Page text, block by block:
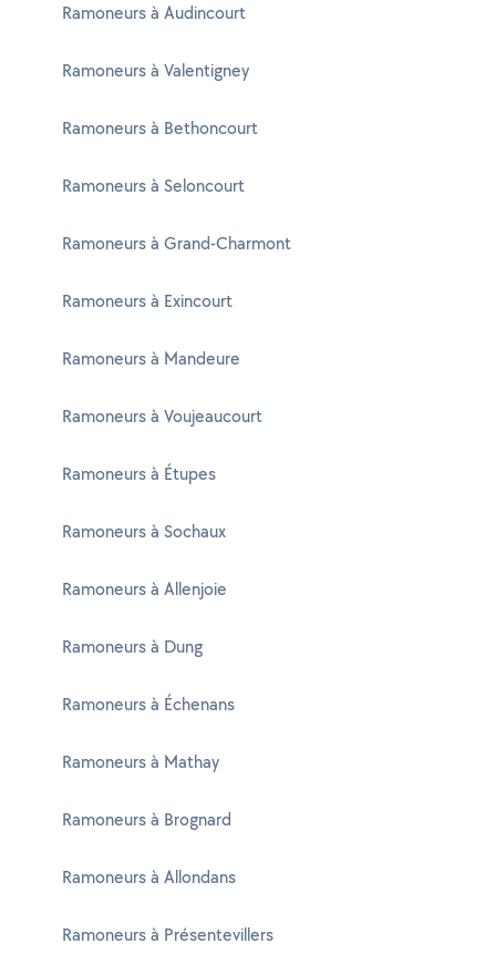
Ramoneurs à Audincourt
Ramoneurs à Valentigney
Ramoneurs à Bethoncourt
Ramoneurs à Seloncourt
Ramoneurs à Grand-Charmont
Ramoneurs à Exincourt
Ramoneurs à Mandeure
Ramoneurs à Voujeaucourt
Ramoneurs à Étupes
Ramoneurs à Sochaux
Ramoneurs à Allenjoie
Ramoneurs à Dung
Ramoneurs à Échenans
Ramoneurs à Mathay
Ramoneurs à Brognard
Ramoneurs à Allondans
Ramoneurs à Présentevillers